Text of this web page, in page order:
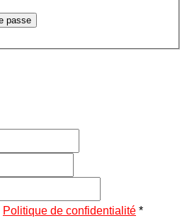
passe
Politique de confidentialité *